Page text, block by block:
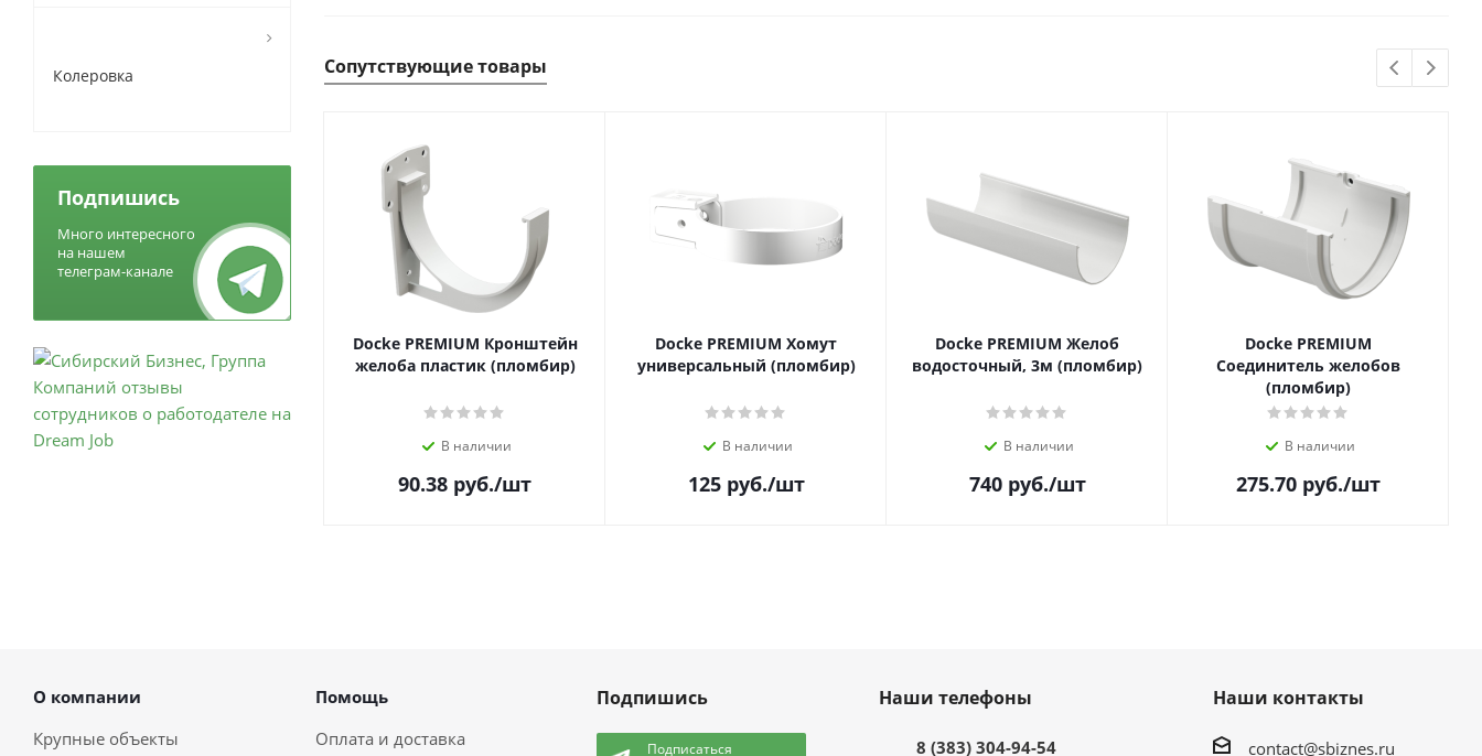
Сопутствующие товары
Docke PREMIUM Кронштейн
желоба пластик (пломбир)
В наличии
90.38 руб./шт
Docke PREMIUM Хомут
универсальный (пломбир)
В наличии
125руб./шт
Docke PREMIUM Желоб
водосточный, 3м (пломбир)
В наличии
740руб./шт
Docke PREMIUM
Соединитель желобов
(пломбир)
В наличии
275.70 руб./шт
Колеровка
Подпишись
Много интересного
на нашем
телеграм-канале
О компании
Крупные объекты
Помощь
Оплата и доставка
Подпишись
Подписаться
Наши телефоны
8 (383) 304-94-54
Наши контакты
contact@sbiznes.ru